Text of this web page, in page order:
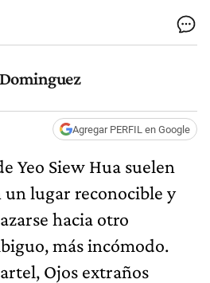
Agregar PERFIL en Google
Yeo Siew Hua suelen
un lugar reconocible y
hacia otro
más incómodo.
Ojos extraños